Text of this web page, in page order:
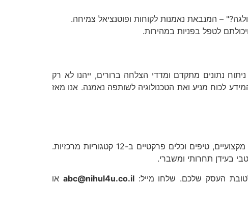
– המנבאת נאמנות לקוחות ופוטנציאל צמיחה.
לטפל בפניות במהירות.
נתונים מתקדם ומדדי הצלחה ברורים, ייהנו לא רק
לכוח מניע ואת הטכנולוגיה לשותפה נאמנה. אנו מאז
הוא מאגר ידע עצום. כזה עם עשרות מאמרים מקצועיים, טיפים וכלים פרקטיים ב-12 קטגוריות מרכזיות.
בעידן תחרותי ומשברי.
לטובת העסק שלכם. שלחו מייל:abc@nihul4u.co.il או